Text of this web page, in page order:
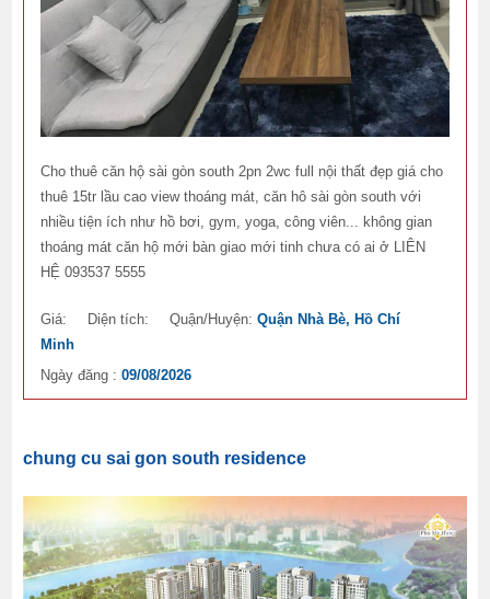
Cho thuê căn hộ sài gòn south 2pn 2wc full nội thất đẹp giá cho
thuê 15tr lầu cao view thoáng mát, căn hô sài gòn south với
nhiều tiện ích như hồ bơi, gym, yoga, công viên... không gian
thoáng mát căn hộ mới bàn giao mới tinh chưa có ai ở LIÊN
HỆ 093537 5555
Giá: Diện tích: Quận/Huyện:Quận Nhà Bè, Hồ Chí
Minh
Ngày đăng :09/08/2026
chung cu sai gon south residence